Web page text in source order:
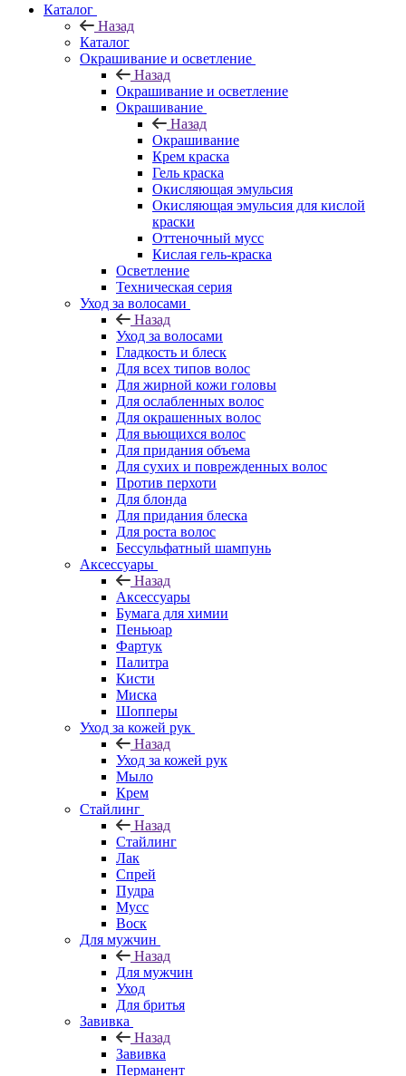
Каталог
Назад
Каталог
Окрашивание и осветление
Назад
Окрашивание и осветление
Окрашивание
Назад
Окрашивание
Крем краска
Гель краска
Окисляющая эмульсия
Окисляющая эмульсия для кислой
краски
Оттеночный мусс
Кислая гель-краска
Осветление
Техническая серия
Уход за волосами
Назад
Уход за волосами
Гладкость и блеск
Для всех типов волос
Для жирной кожи головы
Для ослабленных волос
Для окрашенных волос
Для вьющихся волос
Для придания объема
Для сухих и поврежденных волос
Против перхоти
Для блонда
Для придания блеска
Для роста волос
Бессульфатный шампунь
Аксессуары
Назад
Аксессуары
Бумага для химии
Пеньюар
Фартук
Палитра
Кисти
Миска
Шопперы
Уход за кожей рук
Назад
Уход за кожей рук
Мыло
Крем
Стайлинг
Назад
Стайлинг
Лак
Спрей
Пудра
Мусс
Воск
Для мужчин
Назад
Для мужчин
Уход
Для бритья
Завивка
Назад
Завивка
Перманент